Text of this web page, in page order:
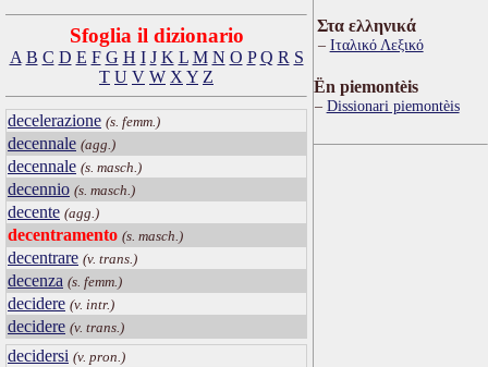
Sfoglia il dizionario
A B C D E F G H I J K L M N O P Q R S
T U V W X Y Z
decelerazione (s. femm.)
decennale (agg.)
decennale (s. masch.)
decennio (s. masch.)
decente (agg.)
decentramento (s. masch.)
decentrare (v. trans.)
decenza (s. femm.)
decidere (v. intr.)
decidere (v. trans.)
decidersi (v. pron.)
Στα ελληνικά
Ιταλικό Λεξικό
Ën piemontèis
Dissionari piemontèis